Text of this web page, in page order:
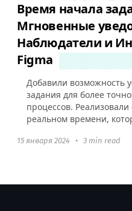
Время начала
Мгновенные
Наблюдатели и
Figma
Добавили возможность
задания для более
процессов.
реальном времени,
интеграцию с Figma.
15 января 2024 • 3 min read